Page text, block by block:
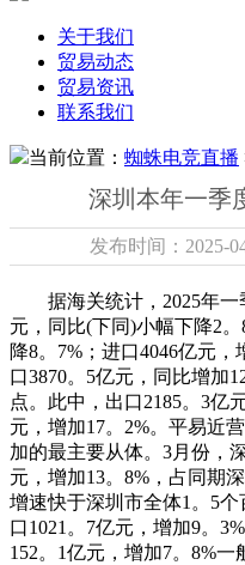
关于我们
贸易动态
贸易资讯
联系我们
当前位置： 蜘蛛电竞直播
深圳本年一季
发布时间：2025-
据海关统计，2025年一
元，同比(下同)小幅下降2
降8。7%；进口4046亿元
口3870。5亿元，同比增加
点。此中，出口2185。3亿
元，增加17。2%。平易近
加的最主要从体。3月份，
元，增加13。8%，占同期
增速快于深圳市全体1。5
口1021。7亿元，增加9。
152。1亿元，增加7。8%